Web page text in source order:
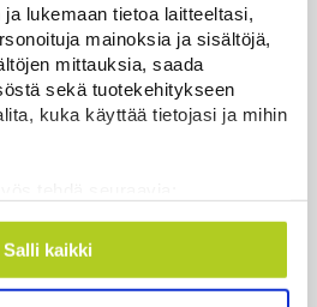
lukemaan tietoa laitteeltasi,
mainoksia ja sisältöjä,
mittauksia, saada
sekä tuotekehitykseen
kuka käyttää tietojasi ja mihin
sijainnistasi,
metrin tarkkuudella
(sormenjäljen
Salli kaikki
drooni oli todennäköisesti
– vilkkain
Suomessa